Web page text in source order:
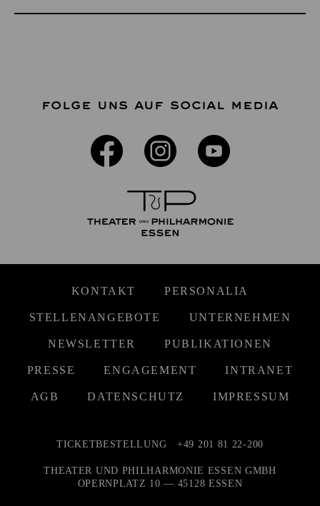
FOLGE UNS AUF SOCIAL MEDIA
KONTAKT PERSONALIA
STELLENANGEBOTE UNTERNEHMEN
NEWSLETTER PUBLIKATIONEN
PRESSE ENGAGEMENT INTRANET
AGB DATENSCHUTZ IMPRESSUM
TICKETBESTELLUNG +49 201 81 22-200
THEATER UND PHILHARMONIE ESSEN GMBH
OPERNPLATZ 10 — 45128 ESSEN